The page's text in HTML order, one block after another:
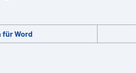
für Word